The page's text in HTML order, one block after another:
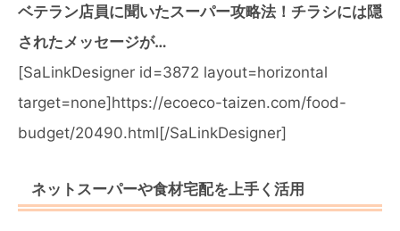
ベテラン店員に聞いたスーパー攻略法！チラシには隠
されたメッセージが…
[SaLinkDesigner id=3872 layout=horizontal
target=none]https://ecoeco-taizen.com/food-
budget/20490.html[/SaLinkDesigner]
ネットスーパーや食材宅配を上手く活用